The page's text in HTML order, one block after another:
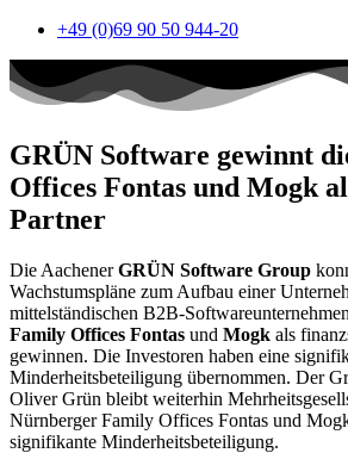
+49 (0)69 90 50 944-20
GRÜN Software gewinnt
Offices Fontas und Mogk
Partner
Die AachenerGRÜN Software Group
Wachstumspläne zum Aufbau einer
mittelständischen B2B-
Family Offices Fontas und Mogk als
gewinnen. Die Investoren haben eine
Minderheitsbeteiligung übernommen. Der
Oliver Grün bleibt weiterhin
Nürnberger Family Offices Fontas und
signifikante Minderheitsbeteiligung.